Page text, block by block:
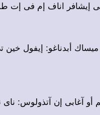
إيشافر اناف إم فى إت
أبدناغو: إيفول خين
آغابى إن آتذولوس: